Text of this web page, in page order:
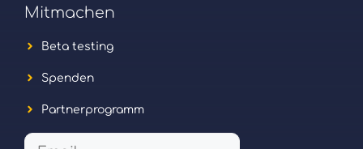
Mitmachen
Beta testing
Spenden
Partnerprogramm